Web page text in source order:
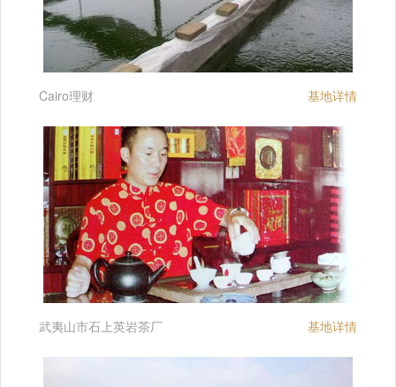
Cairo理财 基地详情
武夷山市石上英岩茶厂 基地详情